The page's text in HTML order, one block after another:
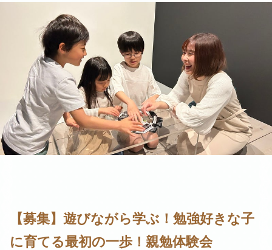
【募集】遊びながら学ぶ！勉強好きな子
に育てる最初の一歩！親勉体験会